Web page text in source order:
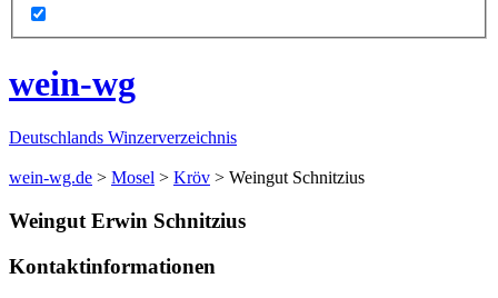
wein-wg
Deutschlands Winzerverzeichnis
wein-wg.de > Mosel > Kröv > Weingut Schnitzius
Weingut Erwin Schnitzius
Kontaktinformationen